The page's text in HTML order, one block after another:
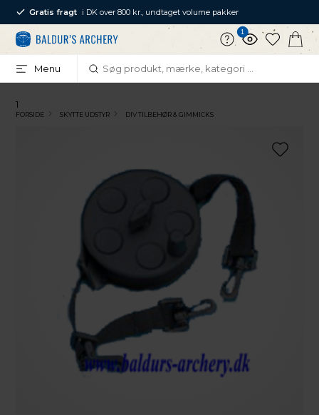
Gratis fragt i DK over 800 kr., undtaget volume pakker
1
Menu
1
FORSIDE SKYTTE UDSTYR DIV TILBEHØR & GIMMICKS